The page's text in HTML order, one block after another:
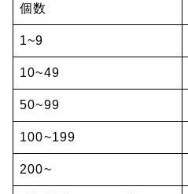
個数
1~9
10~49
50~99
100~199
200~